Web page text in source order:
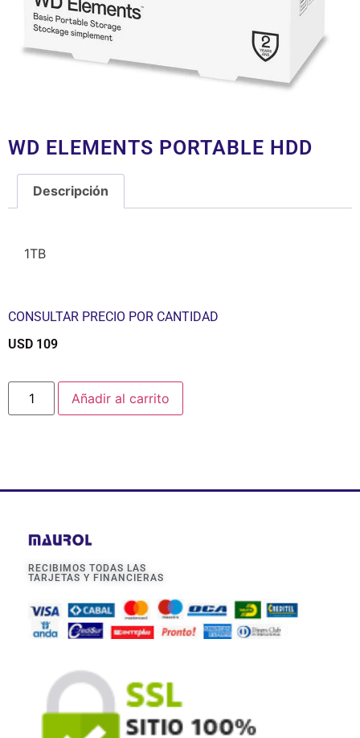
WD ELEMENTS PORTABLE HDD
Descripción
1TB
CONSULTAR PRECIO POR CANTIDAD
USD 109
Añadir al carrito
RECIBIMOS TODAS LAS
TARJETAS Y FINANCIERAS